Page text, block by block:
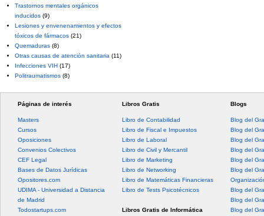
Trastornos mentales orgánicos
inducidos (9)
Lesiones y envenenamientos y efectos
tóxicos de fármacos (21)
Quemaduras (8)
Otras causas de atención sanitaria (11)
Infecciones VIH (17)
Politraumatismos (8)
Páginas de interés
Masters
Cursos
Oposiciones
Convenios Colectivos
CEF Legal
Bases de Datos Jurídicas
Opositores.com
UDIMA - Universidad a Distancia
de Madrid
Todostartups.com
Libros Gratis
Libro de Contabilidad
Libro de Fiscal e Impuestos
Libro de Laboral
Libro de Civil y Mercantil
Libro de Marketing
Libro de Networking
Libro de Matemáticas Financieras
Libro de Tests Psicotécnicos
Libros Gratis de Informática
Blogs
Blog del
Blog del
Blog del
Blog del
Blog del
Blog del
Blog del
Blog del
Blog del